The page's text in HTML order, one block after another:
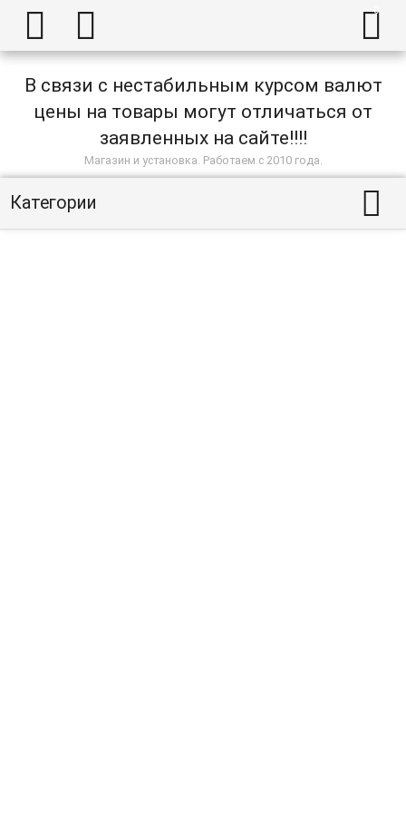
  
В связи с нестабильным курсом валют
цены на товары могут отличаться от
заявленных на сайте!!!!
Магазин и установка. Работаем с 2010 года.
Категории 